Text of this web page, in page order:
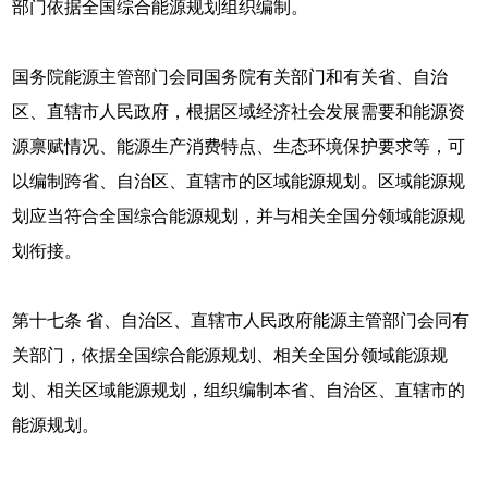
部门依据全国综合能源规划组织编制。
国务院能源主管部门会同国务院有关部门和有关省、自治
区、直辖市人民政府，根据区域经济社会发展需要和能源资
源禀赋情况、能源生产消费特点、生态环境保护要求等，可
以编制跨省、自治区、直辖市的区域能源规划。区域能源规
划应当符合全国综合能源规划，并与相关全国分领域能源规
划衔接。
第十七条 省、自治区、直辖市人民政府能源主管部门会同有
关部门，依据全国综合能源规划、相关全国分领域能源规
划、相关区域能源规划，组织编制本省、自治区、直辖市的
能源规划。